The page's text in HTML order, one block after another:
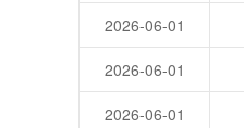
2026-06-01
2026-06-01
2026-06-01